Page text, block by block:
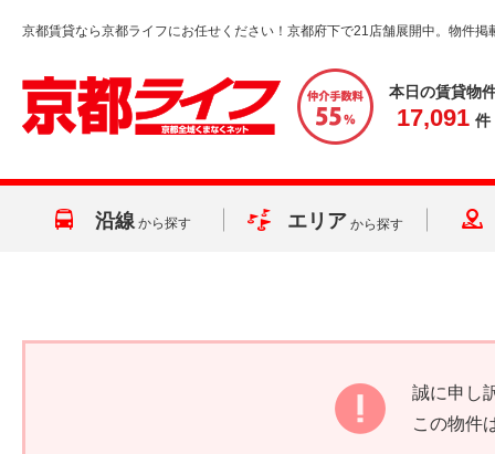
京都賃貸なら京都ライフにお任せください！京都府下で21店舗展開中。物件掲
本日の賃貸物
17,091 件
沿線 から探す エリア から探す
誠に申し
この物件